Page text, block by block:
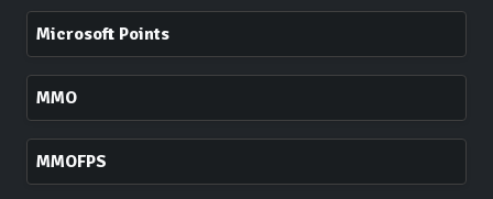
Microsoft Points
MMO
MMOFPS